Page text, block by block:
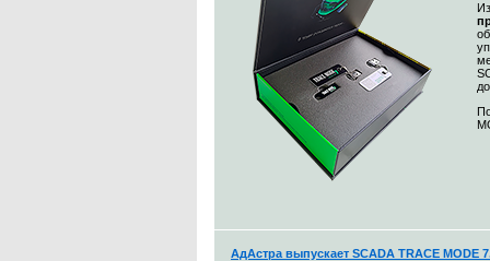
АдАстра выпускает SCADA TRACE MODE